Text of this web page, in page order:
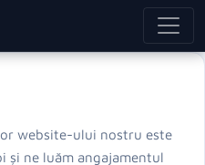
website-ului nostru este
ne luăm angajamentul